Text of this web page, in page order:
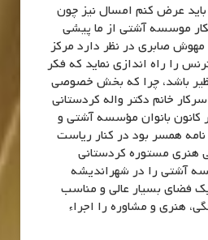
عرض کنم امسال نیز چون
موسسه آشتی از ما پیشی
مهوش صابری در نظر دارد مرکز
را راه اندازی نماید که فکر
باشد، چرا که بخش خصوصی
خانم دکتر واله کردستانی
کانون بانوان مؤسسه آشتی و
همسر بود در کنار ریاست
هنری مستوره کردستانی
آشتی را در شهراندیشه
فضای بسیار عالی و مناسب
هنری و مشاوره را اجراء